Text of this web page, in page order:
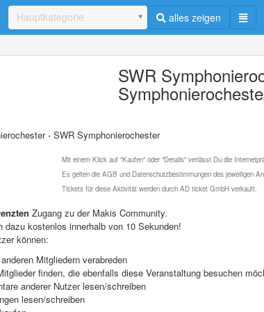
Hauptkategorie alles zeigen
SWR
- SWR Symphonierochester
Mit einem Klick auf "Kaufen" oder "Details" verlässt Du die
Es gelten die AGB und Datenschutzbestimmungen des jeweiligen
Tickets für diese Aktivität werden durch AD ticket GmbH verkauft.
Zugang zu der Makis Community.
dazu kostenlos innerhalb von 10 Sekunden!
können:
Mitgliedern verabreden
finden, die ebenfalls diese Veranstaltung besuchen
anderer Nutzer lesen/schreiben
lesen/schreiben